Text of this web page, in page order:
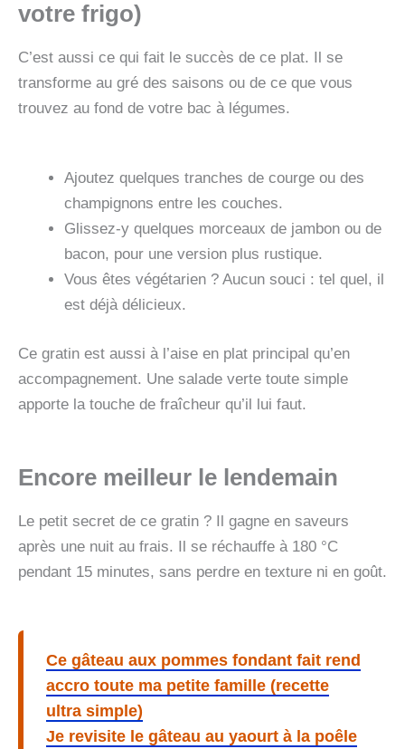
votre frigo)
C’est aussi ce qui fait le succès de ce plat. Il se
transforme au gré des saisons ou de ce que vous
trouvez au fond de votre bac à légumes.
Ajoutez quelques tranches de courge ou des
champignons entre les couches.
Glissez-y quelques morceaux de jambon ou de
bacon, pour une version plus rustique.
Vous êtes végétarien ? Aucun souci : tel quel, il
est déjà délicieux.
Ce gratin est aussi à l’aise en plat principal qu’en
accompagnement. Une salade verte toute simple
apporte la touche de fraîcheur qu’il lui faut.
Encore meilleur le lendemain
Le petit secret de ce gratin ? Il gagne en saveurs
après une nuit au frais. Il se réchauffe à 180 °C
pendant 15 minutes, sans perdre en texture ni en goût.
Ce gâteau aux pommes fondant fait rend
accro toute ma petite famille (recette
ultra simple)
Je revisite le gâteau au yaourt à la poêle